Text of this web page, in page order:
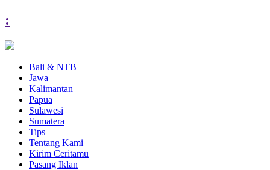
:
Bali & NTB
Jawa
Kalimantan
Papua
Sulawesi
Sumatera
Tips
Tentang Kami
Kirim Ceritamu
Pasang Iklan